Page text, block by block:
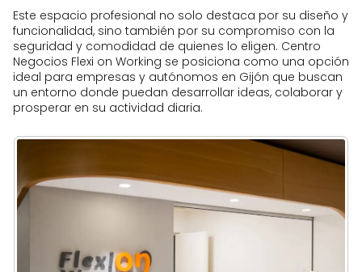
Este espacio profesional no solo destaca por su diseño y
funcionalidad, sino también por su compromiso con la
seguridad y comodidad de quienes lo eligen. Centro
Negocios Flexi on Working se posiciona como una opción
ideal para empresas y autónomos en Gijón que buscan
un entorno donde puedan desarrollar ideas, colaborar y
prosperar en su actividad diaria.